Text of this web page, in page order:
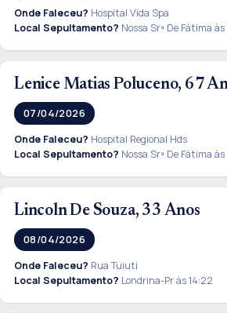
Onde Faleceu? Hospital Vida Spa
Local Sepultamento? Nossa Srª De Fátima às
Lenice Matias Poluceno, 67
07/04/2026
Onde Faleceu? Hospital Regional Hds
Local Sepultamento? Nossa Srª De Fátima
Lincoln De Souza, 33 Anos
08/04/2026
Onde Faleceu? Rua Tuiuti
Local Sepultamento? Londrina-Pr às 14:22